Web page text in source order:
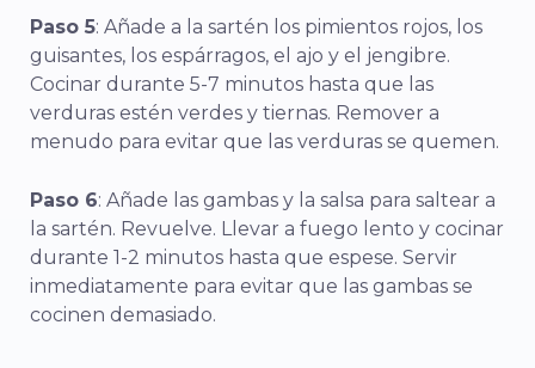
Paso 5: Añade a la sartén los pimientos rojos, los
guisantes, los espárragos, el ajo y el jengibre.
Cocinar durante 5-7 minutos hasta que las
verduras estén verdes y tiernas. Remover a
menudo para evitar que las verduras se quemen.
Paso 6: Añade las gambas y la salsa para saltear a
la sartén. Revuelve. Llevar a fuego lento y cocinar
durante 1-2 minutos hasta que espese. Servir
inmediatamente para evitar que las gambas se
cocinen demasiado.